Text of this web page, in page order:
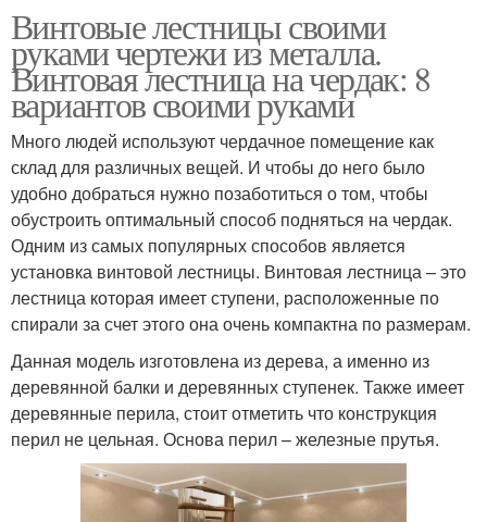
Винтовые лестницы своими
руками чертежи из металла.
Винтовая лестница на чердак: 8
вариантов своими руками
Много людей используют чердачное помещение как
склад для различных вещей. И чтобы до него было
удобно добраться нужно позаботиться о том, чтобы
обустроить оптимальный способ подняться на чердак.
Одним из самых популярных способов является
установка винтовой лестницы. Винтовая лестница – это
лестница которая имеет ступени, расположенные по
спирали за счет этого она очень компактна по размерам.
Данная модель изготовлена из дерева, а именно из
деревянной балки и деревянных ступенек. Также имеет
деревянные перила, стоит отметить что конструкция
перил не цельная. Основа перил – железные прутья.